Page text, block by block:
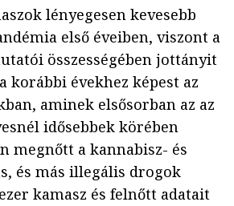
lényegesen kevesebb
első éveiben, viszont a
összességében jottányit
korábbi évekhez képest az
aminek elsősorban az az
idősebbek körében
megnőtt a kannabisz- és
és más illegális drogok
kamasz és felnőtt adatait